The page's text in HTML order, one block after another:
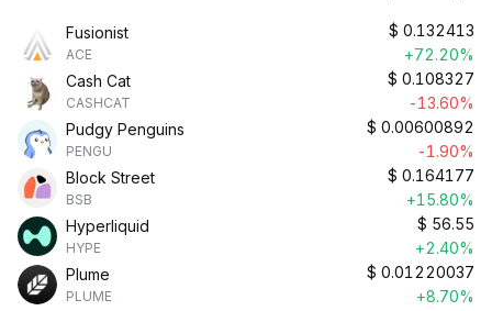
Fusionist
ACE
$ 0.132413
+72.20%
Cash Cat
CASHCAT
$ 0.108327
-13.60%
Pudgy Penguins
PENGU
$ 0.00600892
-1.90%
Block Street
BSB
$ 0.164177
+15.80%
Hyperliquid
HYPE
$ 56.55
+2.40%
Plume
PLUME
$ 0.01220037
+8.70%